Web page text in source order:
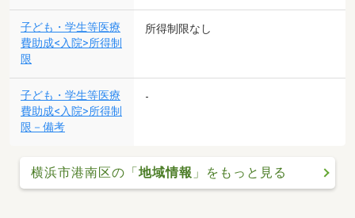
子ども・学生等医療
費助成<入院>所得制
限
所得制限なし
子ども・学生等医療
費助成<入院>所得制
限－備考
-
横浜市港南区の「地域情報 」をもっと見る